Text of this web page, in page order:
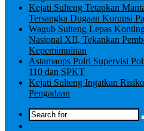
Kejati Sulteng Tetapkan
Tersangka Dugaan Korupsi
Wagub Sulteng Lepas
Nasional XII, Tekankan
Kepemimpinan
Astamaops Polri Supervisi
110 dan SPKT
Kejati Sulteng Ingatkan
Pengadaan